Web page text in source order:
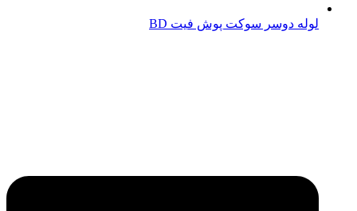
لوله دوسر سوکت پوش فیت BD